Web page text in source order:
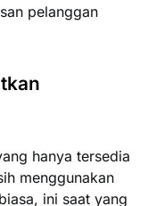
pelanggan
hanya tersedia
menggunakan
ini saat yang